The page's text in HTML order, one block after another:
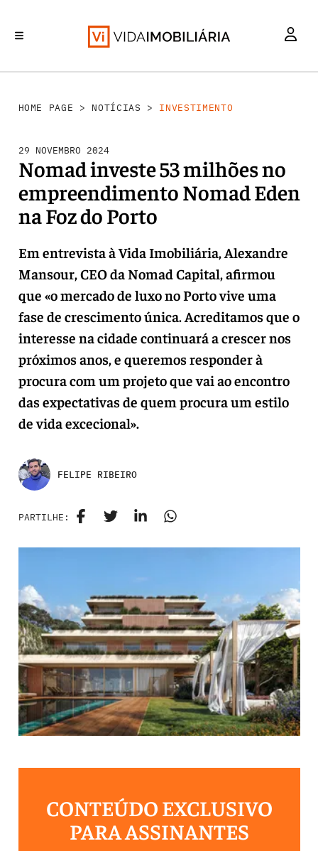
HOME PAGE > NOTÍCIAS > INVESTIMENTO
29 NOVEMBRO 2024
Nomad investe 53 milhões no
empreendimento Nomad Eden
na Foz do Porto
Em entrevista à Vida Imobiliária, Alexandre
Mansour, CEO da Nomad Capital, afirmou
que «o mercado de luxo no Porto vive uma
fase de crescimento única. Acreditamos que o
interesse na cidade continuará a crescer nos
próximos anos, e queremos responder à
procura com um projeto que vai ao encontro
das expectativas de quem procura um estilo
de vida excecional».
FELIPE RIBEIRO
PARTILHE:
CONTEÚDO EXCLUSIVO
PARA ASSINANTES